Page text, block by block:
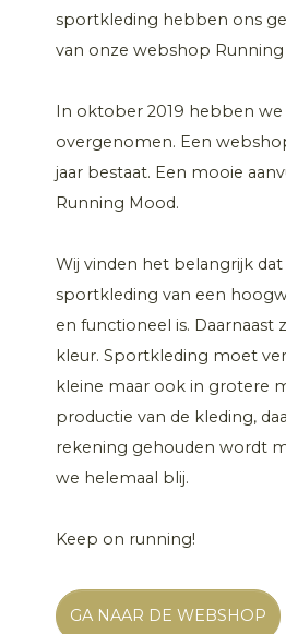
sportkleding hebben ons
van onze webshop Running
In oktober 2019 hebben
overgenomen. Een
jaar bestaat. Een mooie
Running Mood.
Wij vinden het belangrijk
sportkleding van een
en functioneel is. Daarnaast
kleur. Sportkleding moet
kleine maar ook in grotere
productie van de kleding,
rekening gehouden wordt
we helemaal blij.
Keep on running!
GA NAAR DE WEBSHOP